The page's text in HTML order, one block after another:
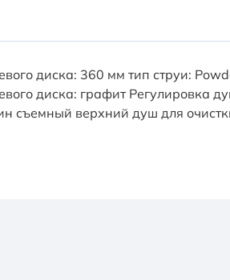
диска: 360 мм тип струи:
диска: графит Регулировка
съемный верхний душ для